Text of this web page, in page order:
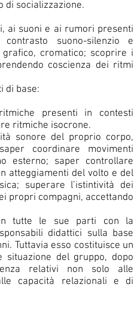
di socializzazione.
ai suoni e ai rumori presenti
suono-silenzio e
cromatico; scoprire i
coscienza dei ritmi
di base:
presenti in contesti
ritmiche isocrone.
sonore del proprio corpo,
coordinare movimenti
esterno; saper controllare
atteggiamenti del volto e del
superare l’istintività dei
propri compagni, accettando
tutte le sue parti con la
didattici sulla base
Tuttavia esso costituisce un
del gruppo, dopo
relativi non solo alle
capacità relazionali e di